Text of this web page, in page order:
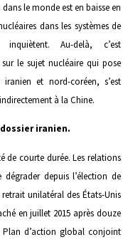
le monde est en baisse en
dans les systèmes de
Au-delà, c’est
le sujet nucléaire qui pose
et nord-coréen, s’est
à la Chine.
iranien.
de courte durée. Les relations
dégrader depuis l’élection de
unilatéral des États-Unis
en juillet 2015 après douze
Plan d’action global conjoint